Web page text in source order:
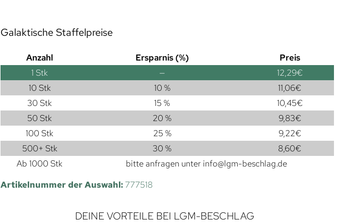
Galaktische Staffelpreise
Anzahl Ersparnis (%)
Preis
1 Stk — 12,29€
10 Stk
10 % 11,06€
30 Stk
15 % 10,45€
50 Stk
20 % 9,83€
100 Stk
25 % 9,22€
500+ Stk
30 % 8,60€
Ab 1000 Stk
bitte anfragen unter info@lgm-beschlag.de
Artikelnummer der Auswahl: 777518
DEINE VORTEILE BEI LGM-BESCHLAG